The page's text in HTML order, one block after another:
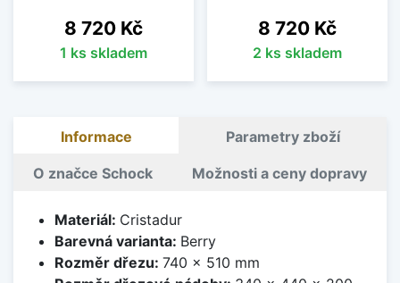
Cena
8 720 Kč
1 ks skladem
Cena
8 720 Kč
2 ks skladem
Informace Parametry zboží
O značce Schock Možnosti a ceny dopravy
Materiál: Cristadur
Barevná varianta: Berry
Rozměr dřezu: 740 x 510 mm